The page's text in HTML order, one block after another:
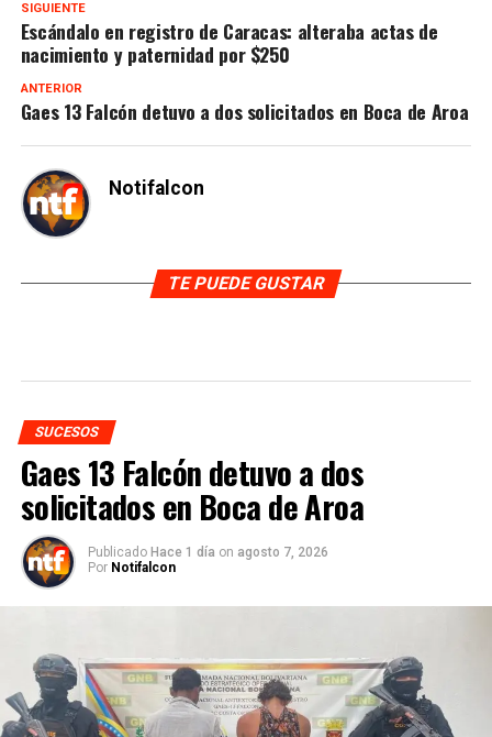
SIGUIENTE
Escándalo en registro de Caracas: alteraba actas de
nacimiento y paternidad por $250
ANTERIOR
Gaes 13 Falcón detuvo a dos solicitados en Boca de Aroa
Notifalcon
TE PUEDE GUSTAR
SUCESOS
Gaes 13 Falcón detuvo a dos
solicitados en Boca de Aroa
Publicado Hace 1 día on agosto 7, 2026
Por Notifalcon